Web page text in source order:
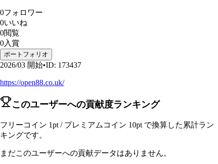
0フォロワー
0いいね
0閲覧
0入賞
ポートフォリオ
2026/03 開始•ID: 173437
https://open88.co.uk/
このユーザーへの貢献度ランキング
フリーコイン 1pt / プレミアムコイン 10pt で換算した累計ラン
キングです。
まだこのユーザーへの貢献データはありません。